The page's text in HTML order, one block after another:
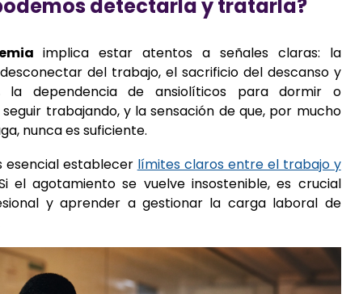
detectarla y tratarla?
implica estar atentos a señales claras: la
del trabajo, el sacrificio del descanso y
la dependencia de ansiolíticos para dormir o
trabajando, y la sensación de que, por mucho
nunca es suficiente.
esencial establecer límites claros entre el trabajo y
el agotamiento se vuelve insostenible, es crucial
y aprender a gestionar la carga laboral de